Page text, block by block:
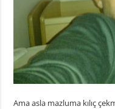
Ama asla mazluma kılıç